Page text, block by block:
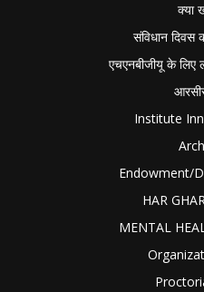
क्या
संविधान दिवस
एचएनबीजीयू के लिए
Institute
Endowment/
HAR
MENTAL